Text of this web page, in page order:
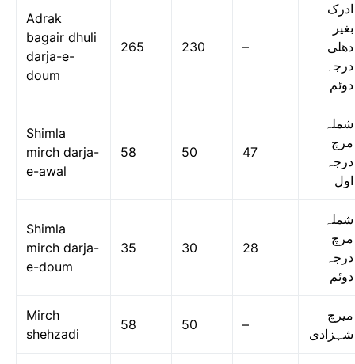
Adrak
bagair dhuli
darja-e-
doum
265 230 –
ادرک
بغیر
دھلی
درجہ
دوئم
Shimla
mirch darja-
e-awal
58 50 47
شملہ
مرچ
درجہ
اول
Shimla
mirch darja-
e-doum
35 30 28
شملہ
مرچ
درجہ
دوئم
Mirch
shehzadi
58 50 –
میرچ
شہزادی